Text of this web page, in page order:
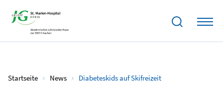
Startseite News Diabeteskids auf Skifreizeit
11.05.2024